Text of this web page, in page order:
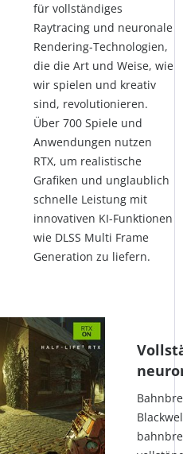
für vollständiges
Raytracing und neuronale
Rendering-Technologien,
die die Art und Weise, wie
wir spielen und kreativ
sind, revolutionieren.
Über 700 Spiele und
Anwendungen nutzen
RTX, um realistische
Grafiken und unglaublich
schnelle Leistung mit
innovativen KI-Funktionen
wie DLSS Multi Frame
Generation zu liefern.